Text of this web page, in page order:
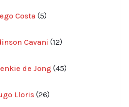
Costa 5
produkter
Cavani 12
produkter
de Jong 45
produkter
Lloris 26
produkter